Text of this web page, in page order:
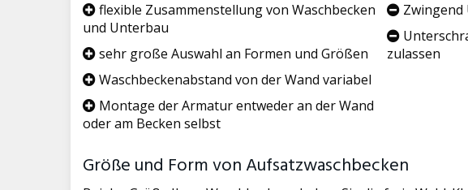
flexible Zusammenstellung von Waschbecken
und Unterbau
sehr große Auswahl an Formen und Größen
Waschbeckenabstand von der Wand variabel
Montage der Armatur entweder an der Wand
oder am Becken selbst
zulassen
Größe und Form von Aufsatzwaschbecken